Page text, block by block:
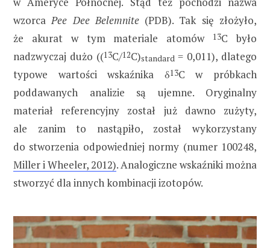
wzorcaPee Dee Belemnite(PDB). Tak się złożyło,
że akurat w tym materiale atomów
13C było
nadzwyczaj dużo ((13C/12C)standard = 0,011), dlatego
typowe wartości wskaźnika δ13C w próbkach
poddawanych analizie są ujemne. Oryginalny
materiał referencyjny został już dawno zużyty,
ale zanim to nastąpiło, został wykorzystany
do stworzenia odpowiedniej normy (numer 100248,
Miller i Wheeler, 2012). Analogiczne wskaźniki można
stworzyć dla innych kombinacji izotopów.